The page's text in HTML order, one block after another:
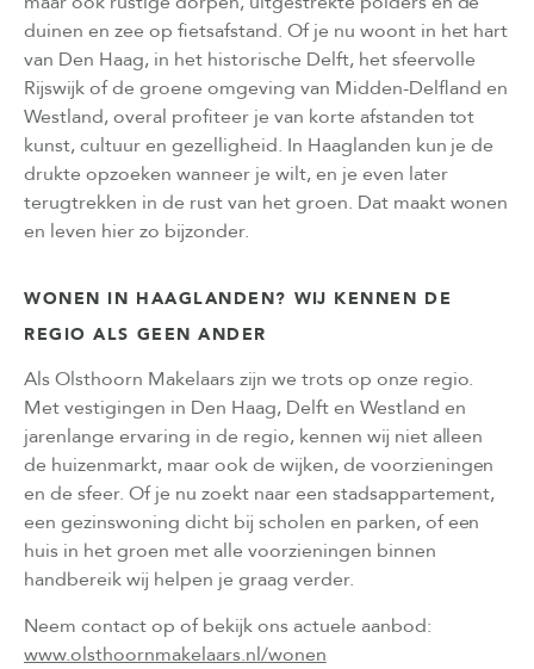
duinen en zee op fietsafstand. Of je nu woont in het hart
van Den Haag, in het historische Delft, het sfeervolle
Rijswijk of de groene omgeving van Midden-Delfland en
Westland, overal profiteer je van korte afstanden tot
kunst, cultuur en gezelligheid. In Haaglanden kun je de
drukte opzoeken wanneer je wilt, en je even later
terugtrekken in de rust van het groen. Dat maakt wonen
en leven hier zo bijzonder.
WONEN IN HAAGLANDEN? WIJ KENNEN DE
REGIO ALS GEEN ANDER
Als Olsthoorn Makelaars zijn we trots op onze regio.
Met vestigingen in Den Haag, Delft en Westland en
jarenlange ervaring in de regio, kennen wij niet alleen
de huizenmarkt, maar ook de wijken, de voorzieningen
en de sfeer. Of je nu zoekt naar een stadsappartement,
een gezinswoning dicht bij scholen en parken, of een
huis in het groen met alle voorzieningen binnen
handbereik wij helpen je graag verder.
Neem contact op of bekijk ons actuele aanbod:
www.olsthoornmakelaars.nl/wonen